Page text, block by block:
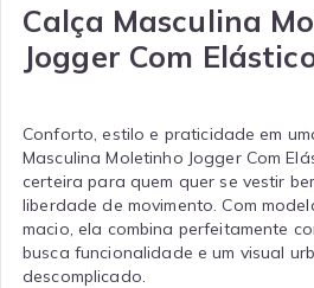
Calça Masculina
Jogger Com
Conforto, estilo e praticidade em
Masculina Moletinho Jogger Com
certeira para quem quer se vestir
liberdade de movimento. Com
macio, ela combina perfeitamente
busca funcionalidade e um visual
descomplicado.